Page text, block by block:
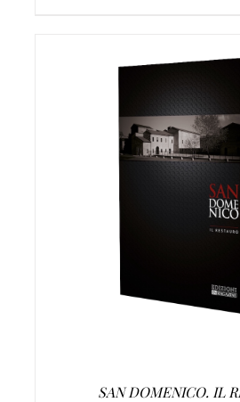
AGGIUNGI AL CARRELLO /
SAN DOMENICO. IL